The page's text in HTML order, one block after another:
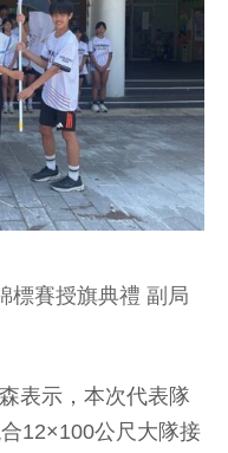
標賽授旗典禮 副局
表示，本次代表隊
12×100公尺大隊接